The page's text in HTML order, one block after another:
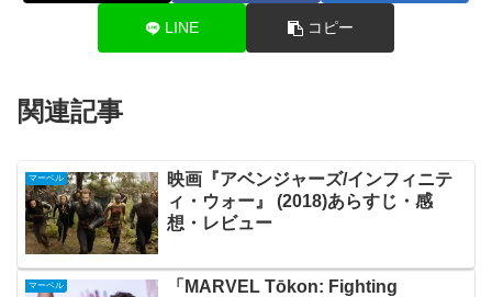
LINE コピー
関連記事
マーベル
映画『アベンジャーズ/インフィニテ
ィ・ウォー』 (2018)あらすじ・感
想・レビュー
マーベル 「MARVEL Tōkon: Fighting